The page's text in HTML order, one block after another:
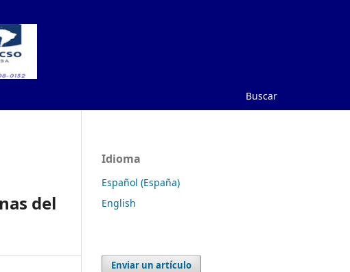
Buscar
del
Idioma
Español (España)
English
Enviar un artículo